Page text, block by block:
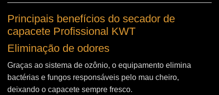
Principais benefícios do secador de
capacete Profissional KWT
Eliminação de odores
Graças ao sistema de ozônio, o equipamento elimina
bactérias e fungos responsáveis pelo mau cheiro,
deixando o capacete sempre fresco.